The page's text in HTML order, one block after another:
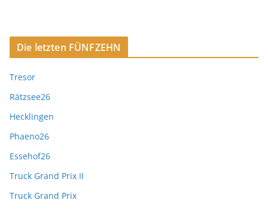
Die letzten FÜNFZEHN
Tresor
Rätzsee26
Hecklingen
Phaeno26
Essehof26
Truck Grand Prix II
Truck Grand Prix